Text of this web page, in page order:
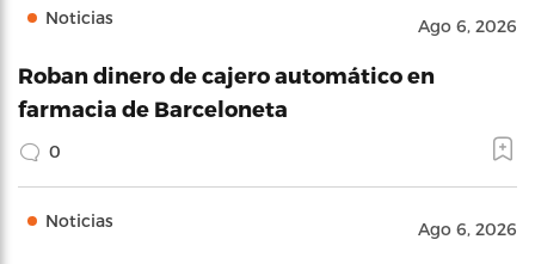
Noticias Ago 6, 2026
Roban dinero de cajero automático en
farmacia de Barceloneta
0
Noticias Ago 6, 2026